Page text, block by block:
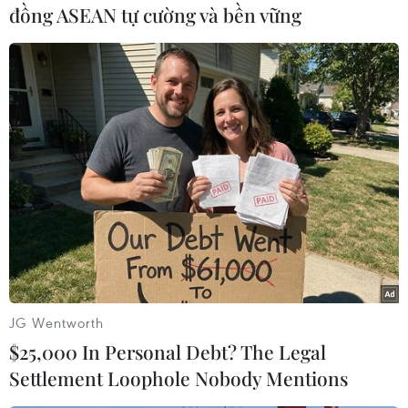
Hiệp hội rau quả Việt Nam, để cạnh tranh sòng
phẳng với hàng hóa của Trung Quốc, quan trọng
nhất là nông dân và các doanh nghiệp Việt phải
cải tiến chất lượng giống, nâng cao năng suất
để đáp ứng được nhu cầu của thị trường. Cùng
với đó là nâng cao chất lượng vệ sinh an toàn
thực phẩm để nhận được sự tin tưởng của
người tiêu dùng trong nước.
đồng ASEAN tự cường và bền vững
JG Wentworth
$25,000 In Personal Debt? The Legal
Settlement Loophole Nobody Mentions